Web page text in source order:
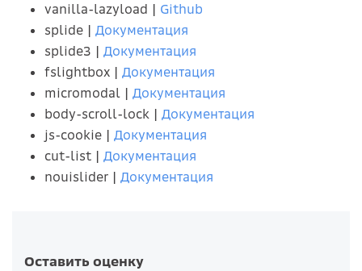
vanilla-lazyload | Github
splide | Документация
splide3 | Документация
fslightbox | Документация
micromodal | Документация
body-scroll-lock | Документация
js-cookie | Документация
cut-list | Документация
nouislider | Документация
Оставить оценку